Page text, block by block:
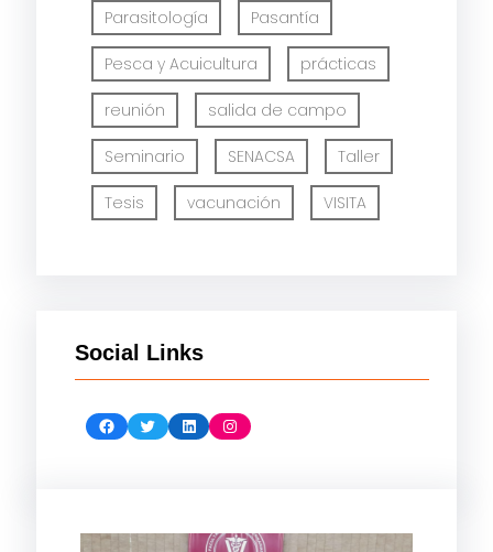
Parasitología Pasantía
Pesca y Acuicultura prácticas
reunión salida de campo
Seminario SENACSA Taller
Tesis vacunación VISITA
Social Links
Facebook Twitter LinkedIn Instagram